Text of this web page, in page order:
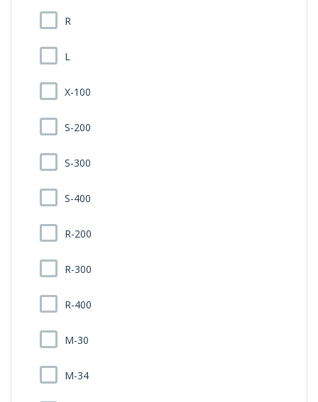
R
L
X-100
S-200
S-300
S-400
R-200
R-300
R-400
M-30
M-34